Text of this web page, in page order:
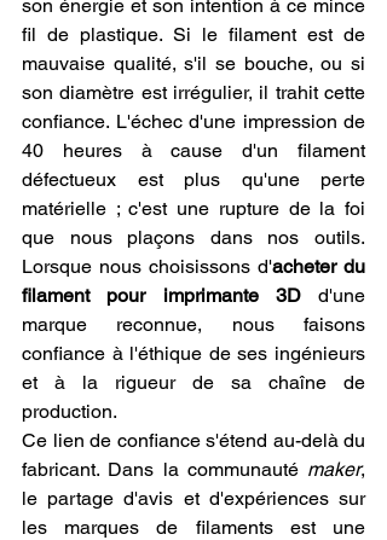
son énergie et son intention à ce mince
fil de plastique. Si le filament est de
mauvaise qualité, s'il se bouche, ou si
son diamètre est irrégulier, il trahit cette
confiance. L'échec d'une impression de
40 heures à cause d'un filament
défectueux est plus qu'une perte
matérielle ; c'est une rupture de la foi
que nous plaçons dans nos outils.
Lorsque nous choisissons d'acheter du
filament pour imprimante 3D d'une
marque reconnue, nous faisons
confiance à l'éthique de ses ingénieurs
et à la rigueur de sa chaîne de
production.
Ce lien de confiance s'étend au-delà du
fabricant. Dans la communauté maker,
le partage d'avis et d'expériences sur
les marques de filaments est une